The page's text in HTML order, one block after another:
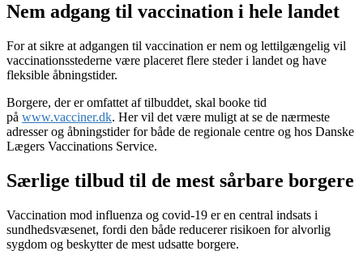
Nem adgang til vaccination i hele landet
For at sikre at adgangen til vaccination er nem og lettilgængelig vil
vaccinationsstederne være placeret flere steder i landet og have
fleksible åbningstider.
Borgere, der er omfattet af tilbuddet, skal booke tid
på www.vacciner.dk. Her vil det være muligt at se de nærmeste
adresser og åbningstider for både de regionale centre og hos Danske
Lægers Vaccinations Service.
Særlige tilbud til de mest sårbare borgere
Vaccination mod influenza og covid-19 er en central indsats i
sundhedsvæsenet, fordi den både reducerer risikoen for alvorlig
sygdom og beskytter de mest udsatte borgere.